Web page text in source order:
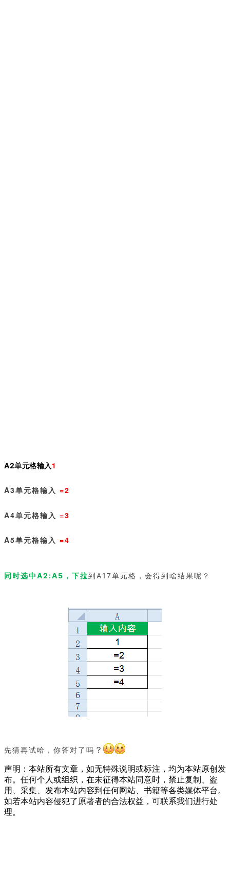
A2单元格输入 1
A3单元格输入 =2
A4单元格输入 =3
A5单元格输入 =4
同时选中A2:A5，下拉到A17单元格，会得到啥结果呢？
先猜再试哈，你答对了吗 ？
声明：本站所有文章，如无特殊说明或标注，均为本站原创发
布。任何个人或组织，在未征得本站同意时，禁止复制、盗
用、采集、发布本站内容到任何网站、书籍等各类媒体平台。
如若本站内容侵犯了原著者的合法权益，可联系我们进行处
理。